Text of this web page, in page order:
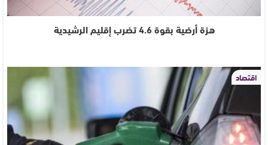
هزة أرضية بقوة 4.6 تضرب إقليم الرشيدية
اقتصاد